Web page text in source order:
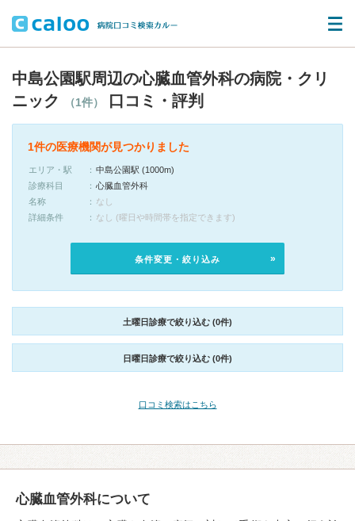
中島公園駅周辺の心臓血管外科の病院・クリ
ニック
（1件） 口コミ・評判
1件の医療機関が見つかりました
エリア・駅
中島公園駅 (1000m)
診療科目
心臓血管外科
名称
なし
詳細条件
なし (曜日や時間帯を指定できます)
条件変更・絞り込み
土曜日診療で絞り込む (0件)
日曜日診療で絞り込む (0件)
口コミ検索はこちら
心臓血管外科について